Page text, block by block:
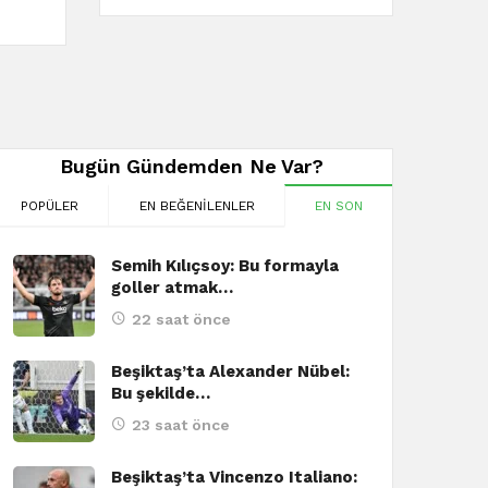
BEŞIKTAŞ
Bugün Gündemden Ne Var?
POPÜLER EN BEĞENILENLER EN SON
Semih Kılıçsoy: Bu formayla
goller atmak…
22 saat önce
Beşiktaş’ta Alexander Nübel:
Bu şekilde…
23 saat önce
Beşiktaş’ta Vincenzo Italiano: